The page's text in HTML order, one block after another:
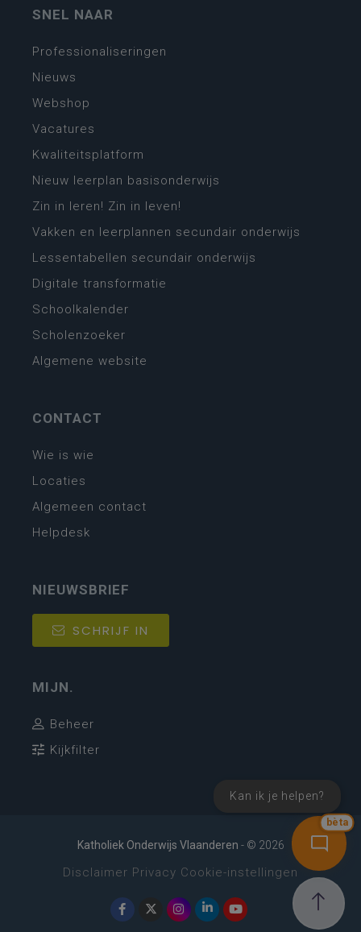
bèta
Kan ik je helpen?
SNEL NAAR
Professionaliseringen
Nieuws
Webshop
Vacatures
Kwaliteitsplatform
Nieuw leerplan basisonderwijs
Zin in leren! Zin in leven!
Vakken en leerplannen secundair onderwijs
Lessentabellen secundair onderwijs
Digitale transformatie
Schoolkalender
Scholenzoeker
Algemene website
CONTACT
Wie is wie
Locaties
Algemeen contact
Helpdesk
NIEUWSBRIEF
SCHRIJF IN
MIJN.
Beheer
Kijkfilter
Katholiek Onderwijs Vlaanderen - © 2026
Disclaimer Privacy Cookie-instellingen